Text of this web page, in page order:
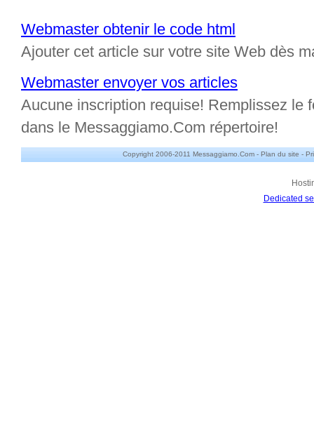
Webmaster obtenir le code html
Ajouter cet article sur votre site Web dès
Webmaster envoyer vos articles
Aucune inscription requise! Remplissez le
dans le Messaggiamo.Com répertoire!
Copyright 2006-2011 Messaggiamo.Com - Plan du site -
Dedicated